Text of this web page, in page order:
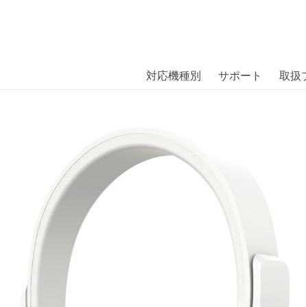
には、日本では珍しい「海外ブランド」をはじめ「ユニ
対応機種別 サポート 取扱